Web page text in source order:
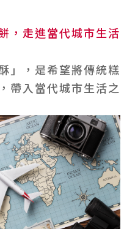
All rights reserved
Goods Design
，走進當代城市生活
」，是希望將傳統糕
帶入當代城市生活之